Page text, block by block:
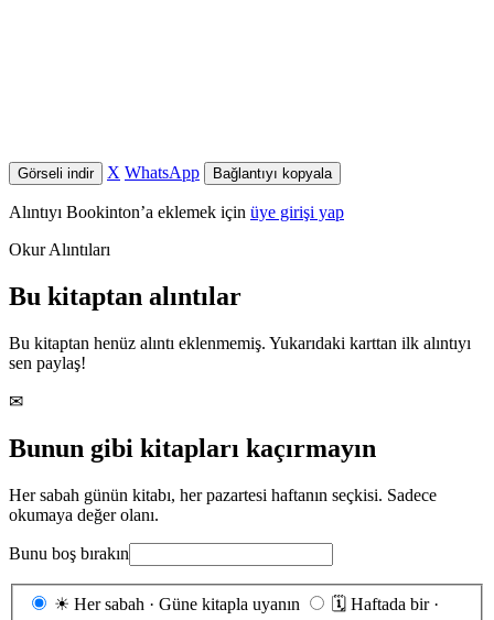
Görseli indir X WhatsApp Bağlantıyı kopyala
Alıntıyı Bookinton’a eklemek için üye girişi yap
Okur Alıntıları
Bu kitaptan alıntılar
Bu kitaptan henüz alıntı eklenmemiş. Yukarıdaki karttan ilk alıntıyı
sen paylaş!
✉
Bunun gibi kitapları kaçırmayın
Her sabah günün kitabı, her pazartesi haftanın seçkisi. Sadece
okumaya değer olanı.
Bunu boş bırakın
Gönderim
☀ Her sabah · Güne kitapla uyanın 🗓 Haftada bir ·